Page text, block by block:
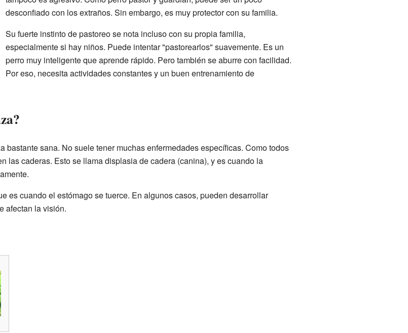
desconfiado con los extraños. Sin embargo, es muy protector con su familia.
Su fuerte instinto de pastoreo se nota incluso con su propia familia,
especialmente si hay niños. Puede intentar "pastorearlos" suavemente. Es un
perro muy inteligente que aprende rápido. Pero también se aburre con facilidad.
Por eso, necesita actividades constantes y un buen entrenamiento de
bastante sana. No suele tener muchas enfermedades específicas. Como todos
las caderas. Esto se llama displasia de cadera (canina), y es cuando la
es cuando el estómago se tuerce. En algunos casos, pueden desarrollar
afectan la visión.